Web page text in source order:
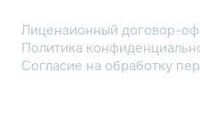
Лицензионный договор-
Политика
Согласие на обработку